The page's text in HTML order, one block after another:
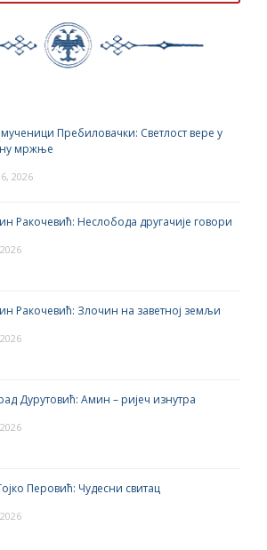
Пребиловачки: Светлост вере у
мржње
2026
Ракочевић: Неслобода другачије говори
Ракочевић: Злочин на заветној земљи
Дурутовић: Амин – ријеч изнутра
Перовић: Чудесни свитац